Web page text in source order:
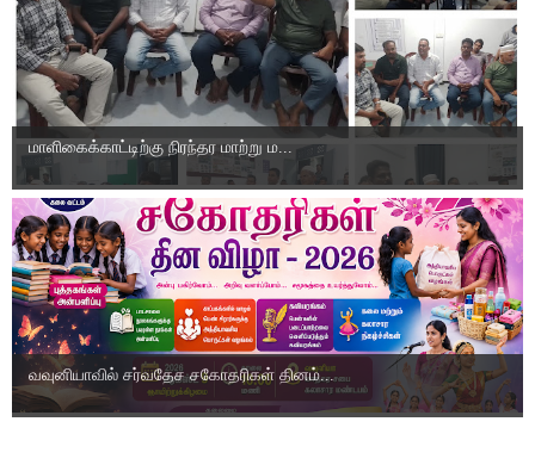
மாளிகைக்காட்டிற்கு நிரந்தர மாற்று ம...
வவுனியாவில் சர்வதேச சகோதரிகள் தினம்...